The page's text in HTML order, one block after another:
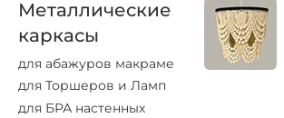
Металлические
каркасы
для абажуров макраме
для Торшеров и Ламп
для БРА настенных